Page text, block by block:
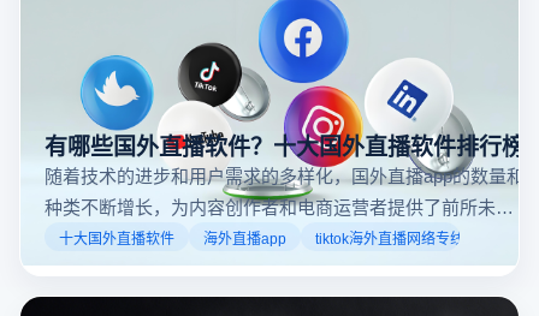
有哪些国外直播软件？十大国外直播软件排行榜
随着技术的进步和用户需求的多样化，国外直播app的数量和
种类不断增长，为内容创作者和电商运营者提供了前所未有
的机遇。如果你是一个跨境电商从业者，想要了解2025年十
大国外直播软件排行榜，那么你来对地方了！接下来跟着云
登多开浏览器一起来了解海外直播平台哪些最受欢迎。
十大国外直播软件 海外直播app tiktok海外直播网络专线